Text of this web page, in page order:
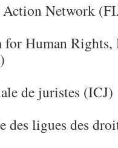
Network
Human Rights,
de juristes (ICJ)
des ligues des